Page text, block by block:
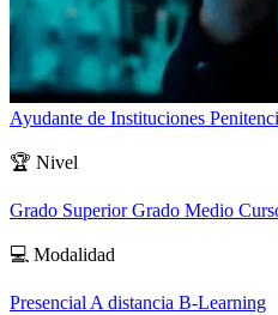
Ayudante de Instituciones
🏆 Nivel
Grado SuperiorGrado Medio
💻 Modalidad
Presencial A distancia B-Learning